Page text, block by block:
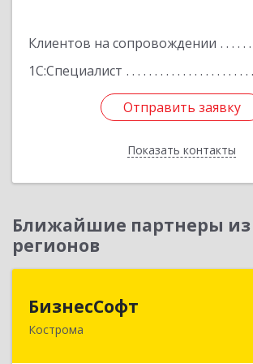
Клиентов на сопровождении
1С:Специалист
Отправить заявку
Показать контакты
Отправить заявку
Назад
Ближайшие партнеры из
регионов
БизнесСофт
Кострома